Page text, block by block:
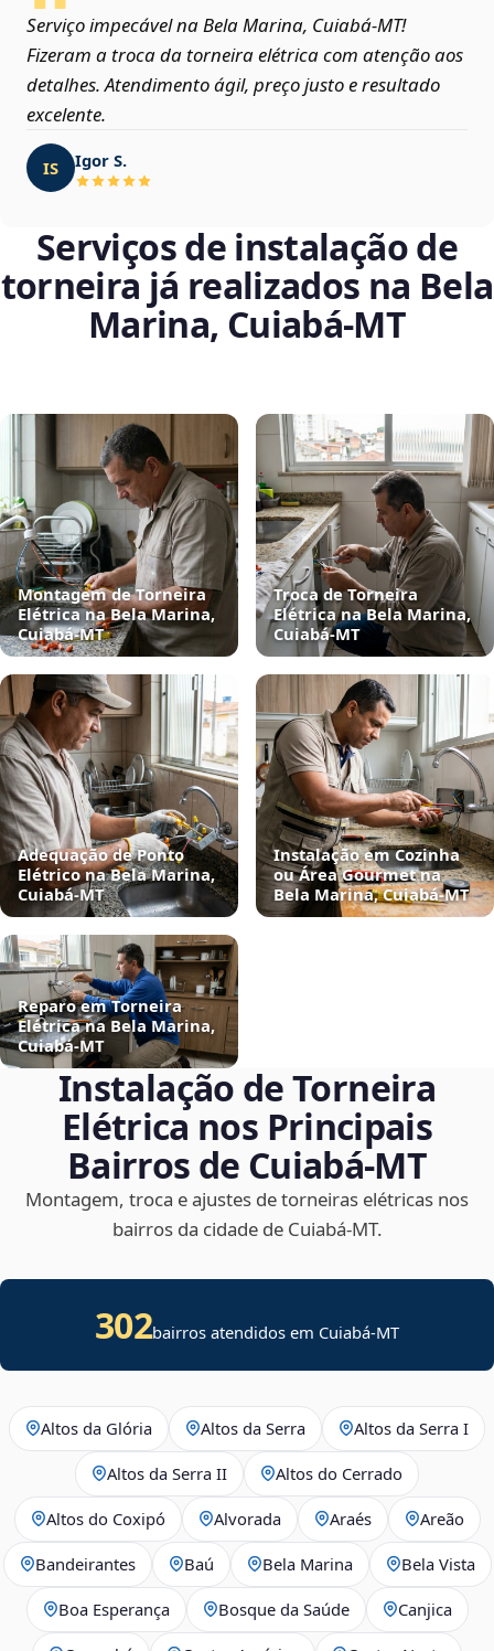
Serviço impecável na Bela Marina, Cuiabá‑MT!
Fizeram a troca da torneira elétrica com atenção aos
detalhes. Atendimento ágil, preço justo e resultado
excelente.
IS Igor S.
Serviços de instalação de
torneira já realizados na Bela
Marina, Cuiabá‑MT
Montagem de Torneira
Elétrica na Bela Marina,
Cuiabá‑MT
Troca de Torneira
Elétrica na Bela Marina,
Cuiabá‑MT
Adequação de Ponto
Elétrico na Bela Marina,
Cuiabá‑MT
Instalação em Cozinha
ou Área Gourmet na
Bela Marina, Cuiabá‑MT
Reparo em Torneira
Elétrica na Bela Marina,
Cuiabá‑MT
Instalação de Torneira
Elétrica nos Principais
Bairros de Cuiabá‑MT
Montagem, troca e ajustes de torneiras elétricas nos
bairros da cidade de Cuiabá‑MT.
302bairros atendidos em Cuiabá-MT
Altos da Glória Altos da Serra Altos da Serra I
Altos da Serra II Altos do Cerrado
Altos do Coxipó Alvorada Araés Areão
Bandeirantes Baú Bela Marina Bela Vista
Boa Esperança Bosque da Saúde Canjica